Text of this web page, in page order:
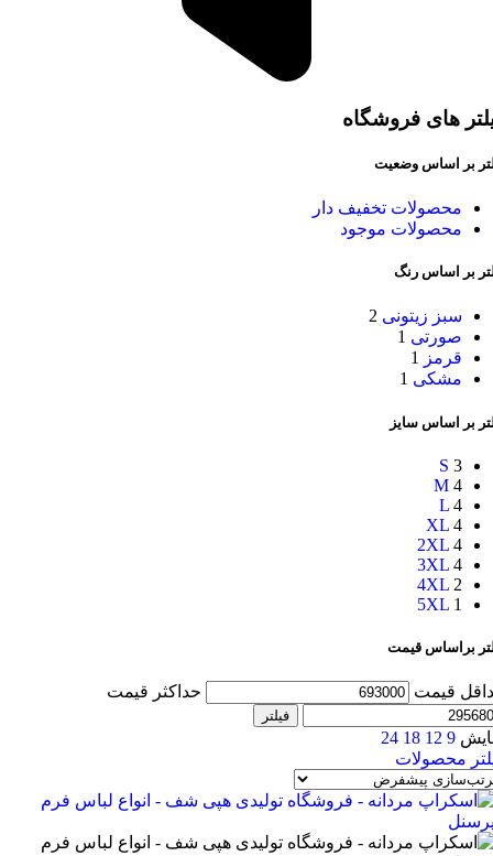
های فروشگاه
بر اساس وضعیت
محصولات تخفیف دار
محصولات موجود
بر اساس رنگ
سبز زیتونی 2
صورتی 1
قرمز 1
مشکی 1
بر اساس سایز
S 3
M 4
L 4
XL 4
2XL 4
3XL 4
4XL 2
5XL 1
براساس قیمت
قیمت حداکثر قیمت
فیلتر
9
12
18
24
محصولات